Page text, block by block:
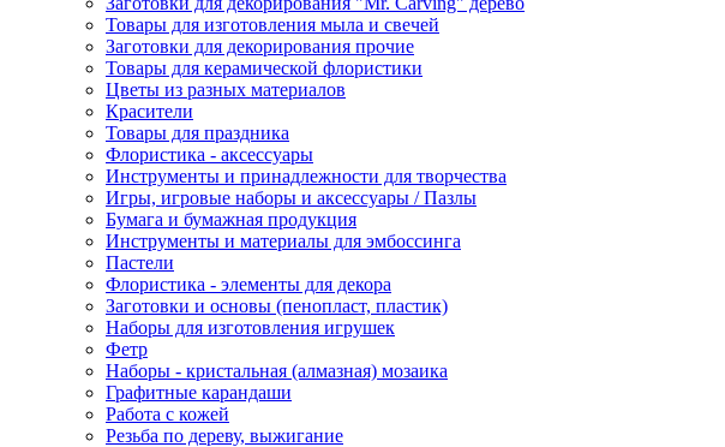
Товары для изготовления мыла и свечей
Заготовки для декорирования прочие
Товары для керамической флористики
Цветы из разных материалов
Красители
Товары для праздника
Флористика - аксессуары
Инструменты и принадлежности для творчества
Игры, игровые наборы и аксессуары / Пазлы
Бумага и бумажная продукция
Инструменты и материалы для эмбоссинга
Пастели
Флористика - элементы для декора
Заготовки и основы (пенопласт, пластик)
Наборы для изготовления игрушек
Фетр
Наборы - кристальная (алмазная) мозаика
Графитные карандаши
Работа с кожей
Резьба по дереву, выжигание